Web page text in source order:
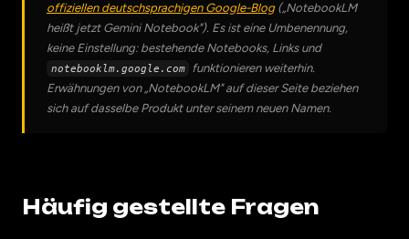
offiziellen deutschsprachigen Google-Blog(„NotebookLM
heißt jetzt Gemini Notebook"). Es ist eine Umbenennung,
keine Einstellung: bestehende Notebooks, Links und
notebooklm.google.com
funktionieren weiterhin.
Erwähnungen von „NotebookLM" auf dieser Seite beziehen
sich auf dasselbe Produkt unter seinem neuen Namen.
Häufig gestellte Fragen